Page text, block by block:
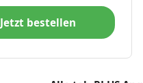
Jetzt bestellen